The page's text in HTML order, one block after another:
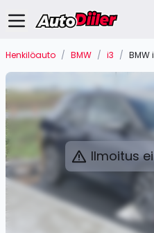
Henkilöauto / BMW / i3 / BMW
Ilmoitus